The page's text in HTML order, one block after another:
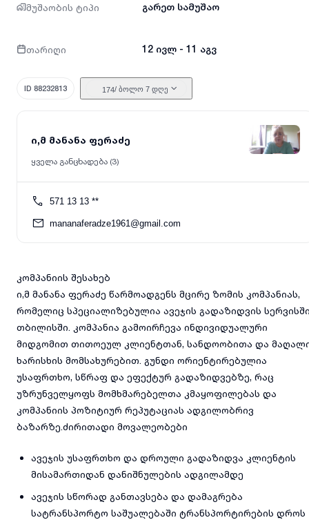
მუშაობის ტიპი გარეთ სამუშაო
თარიღი 12 ივლ - 11 აგვ
ID 88232813 174/ ბოლო 7 დღე
ი,მ მანანა ფერაძე
ყველა განცხადება (3)
571 13 13 **
mananaferadze1961@gmail.com
კომპანიის შესახებ
ი,მ მანანა ფერაძე წარმოადგენს მცირე ზომის კომპანიას,
რომელიც სპეციალიზებულია ავეჯის გადაზიდვის
თბილისში. კომპანია გამოირჩევა ინდივიდუალური
მიდგომით თითოეულ კლიენტთან, სანდოობითა და
ხარისხის მომსახურებით. გუნდი ორიენტირებულია
უსაფრთხო, სწრაფ და ეფექტურ გადაზიდვებზე, რაც
უზრუნველყოფს მომხმარებელთა კმაყოფილებას და
კომპანიის პოზიტიურ რეპუტაციას ადგილობრივ
ბაზარზე.ძირითადი მოვალეობები
ავეჯის უსაფრთხო და დროული გადაზიდვა კლიენტის
მისამართიდან დანიშნულების ადგილამდე
ავეჯის სწორად განთავსება და დამაგრება
სატრანსპორტო საშუალებაში ტრანსპორტირების დროს